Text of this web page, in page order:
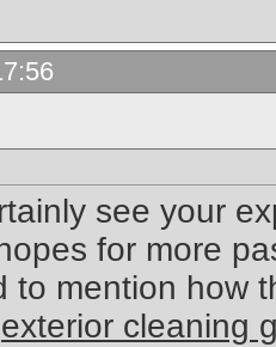
see your
for more
to mention how
exterior cleaning